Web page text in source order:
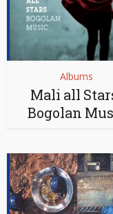
Albums
Mali all
Bogolan